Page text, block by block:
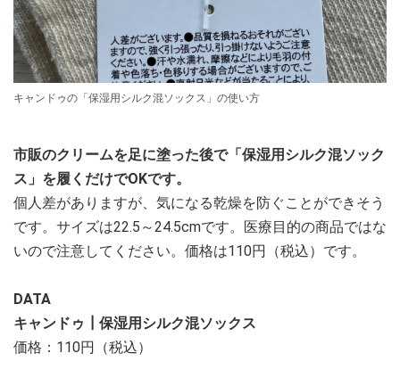
キャンドゥの「保湿用シルク混ソックス」の使い方
市販のクリームを足に塗った後で「保湿用シルク混ソック
ス」を履くだけでOKです。
個人差がありますが、気になる乾燥を防ぐことができそう
です。サイズは22.5～24.5cmです。医療目的の商品ではな
いので注意してください。価格は110円（税込）です。
DATA
キャンドゥ┃保湿用シルク混ソックス
価格：110円（税込）